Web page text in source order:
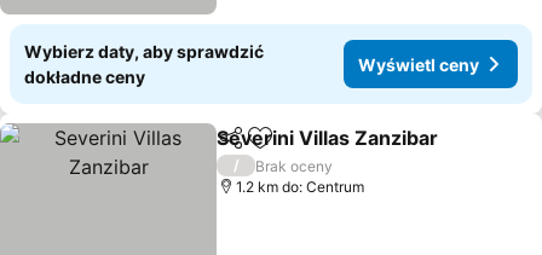
Wybierz daty, aby sprawdzić
dokładne ceny
Wyświetl ceny
Udostępnij
Dodaj do ulubionych
Severini Villas Zanzibar
/
Brak oceny
1.2 km do: Centrum